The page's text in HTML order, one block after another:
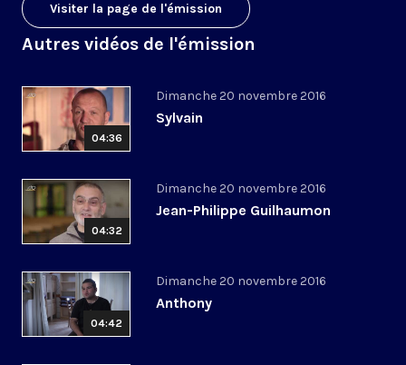
Visiter la page de l'émission
Autres vidéos de l'émission
04:36
Dimanche 20 novembre 2016
Sylvain
04:32
Dimanche 20 novembre 2016
Jean-Philippe Guilhaumon
04:42
Dimanche 20 novembre 2016
Anthony